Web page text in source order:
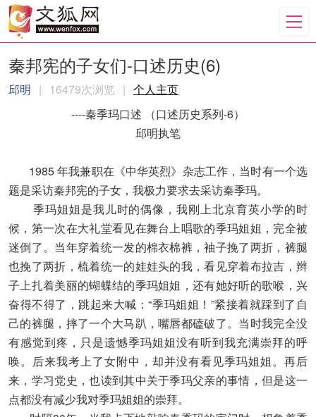
秦邦宪的子女们-口述历史(6)
邱明 | 16479次浏览 | 个人主页
----秦季玛口述 （口述历史系列-6）
邱明执笔
1985 年我兼职在《中华英烈》杂志工作，当时有一个选
题是采访秦邦宪的子女，我极力要求去采访秦季玛。
季玛姐姐是我儿时的偶像，我刚上北京育英小学的时
候，第一次在大礼堂看见在舞台上唱歌的季玛姐姐，完全被
迷倒了。当年穿着统一发的棉衣棉裤，袖子挽了两折，裤腿
也挽了两折，梳着统一的娃娃头的我，看见穿着布拉吉，辫
子上扎着美丽的蝴蝶结的季玛姐姐，还有她好听的歌喉，兴
奋得不得了，跳起来大喊：“季玛姐姐！”紧接着就踩到了自
己的裤腿，摔了一个大马趴，嘴唇都磕破了。当时我完全没
有感觉到疼，只是遗憾季玛姐姐没有听到我充满崇拜的呼
唤。后来我考上了女附中，却并没有看见季玛姐姐。再后
来，学习党史，也读到其中关于季玛父亲的事情，但是这一
点都没有减少我对季玛姐姐的崇拜。